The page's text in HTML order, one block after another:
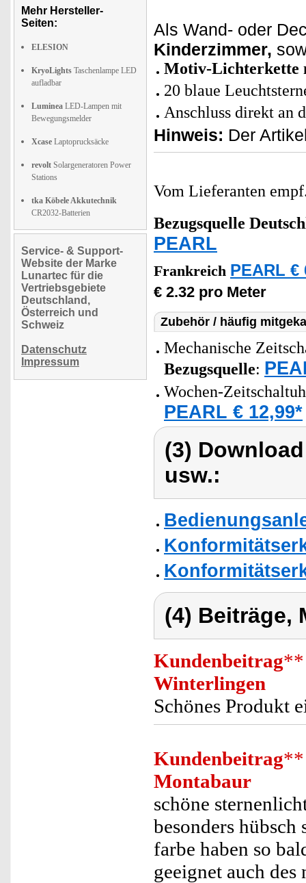
Mehr Hersteller-
Seiten:
ELESION
KryoLights Taschenlampe LED
aufladbar
Luminea LED-Lampen mit
Bewegungsmelder
Xcase Laptoprucksäcke
revolt Solargeneratoren Power
Stations
tka Köbele Akkutechnik
CR2032-Batterien
Service- & Support-
Website der Marke
Lunartec für die
Vertriebsgebiete
Deutschland,
Österreich und
Schweiz
Datenschutz
Impressum
Als Wand- oder
Kinderzimmer,
Motiv-Lichterkette
20 blaue
Anschluss direkt an
Hinweis: Der
Vom Lieferanten
Bezugsquelle
PEARL
Frankreich PEARL €
€ 2.32 pro Meter
Zubehör / häufig
Mechanische
Bezugsquelle:
Wochen-
PEARL € 12,99*
(3)
usw.:
(4) Beiträge,
Kundenbeitrag**
Winterlingen
Schönes Produkt
Kundenbeitrag**
Montabaur
schöne
besonders
farbe haben so
geeignet auch